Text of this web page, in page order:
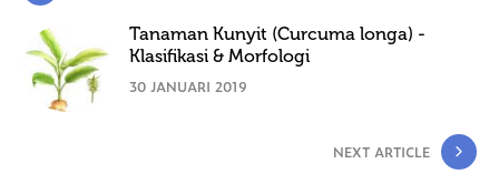
Tanaman Kunyit (Curcuma longa) -
Klasifikasi & Morfologi
30 JANUARI 2019
NEXT ARTICLE